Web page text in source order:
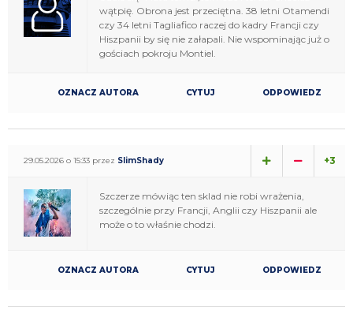
wątpię. Obrona jest przeciętna. 38 letni Otamendi
czy 34 letni Tagliafico raczej do kadry Francji czy
Hiszpanii by się nie załapali. Nie wspominając już o
gościach pokroju Montiel.
OZNACZ AUTORA CYTUJ ODPOWIEDZ
29.05.2026 o 15:33 przez SlimShady +3
Szczerze mówiąc ten sklad nie robi wrażenia,
szczególnie przy Francji, Anglii czy Hiszpanii ale
może o to właśnie chodzi.
OZNACZ AUTORA CYTUJ ODPOWIEDZ